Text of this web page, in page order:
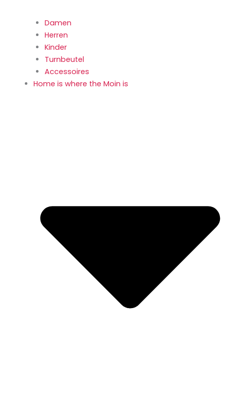
Damen
Herren
Kinder
Turnbeutel
Accessoires
Home is where the Moin is